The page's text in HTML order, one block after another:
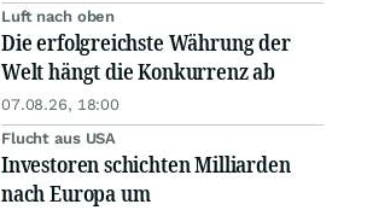
Luft nach oben
Die erfolgreichste Währung der
Welt hängt die Konkurrenz ab
07.08.26, 18:00
Flucht aus USA
Investoren schichten Milliarden
nach Europa um